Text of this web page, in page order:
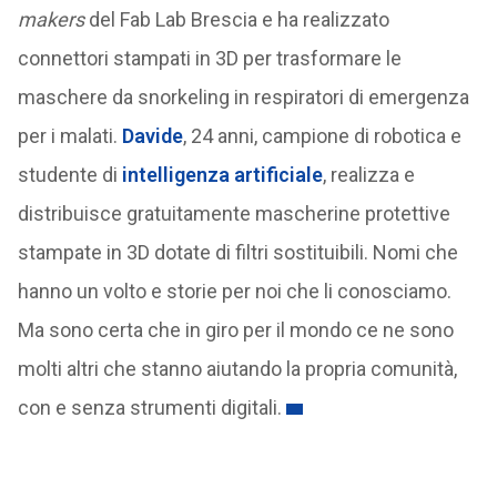
makersdel Fab Lab Brescia e ha realizzato
connettori stampati in 3D per trasformare le
maschere da snorkeling in respiratori di emergenza
per i malati. Davide, 24 anni, campione di robotica e
studente di intelligenza artificiale, realizza e
distribuisce gratuitamente mascherine protettive
stampate in 3D dotate di filtri sostituibili. Nomi che
hanno un volto e storie per noi che li conosciamo.
Ma sono certa che in giro per il mondo ce ne sono
molti altri che stanno aiutando la propria comunità,
con e senza strumenti digitali.